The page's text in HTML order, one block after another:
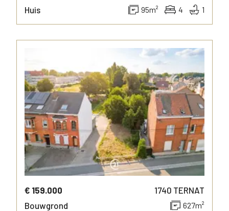
MEER INFO
Huis
95m² 4 1
€ 159.000 1740 TERNAT
Bouwgrond
627m²